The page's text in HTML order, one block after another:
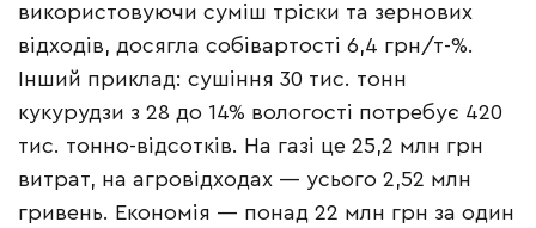
використовуючи суміш тріски та зернових
відходів, досягла собівартості 6,4 грн/т-%.
Інший приклад: сушіння 30 тис. тонн
кукурудзи з 28 до 14% вологості потребує 420
тис. тонно-відсотків. На газі це 25,2 млн грн
витрат, на агровідходах — усього 2,52 млн
гривень. Економія — понад 22 млн грн за один